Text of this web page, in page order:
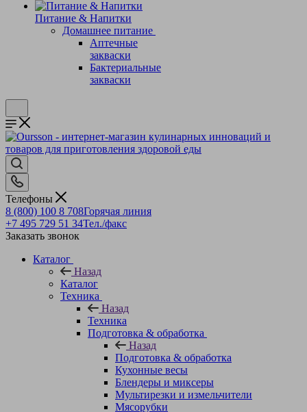
Питание & Напитки
Домашнее питание
Аптечные
закваски
Бактериальные
закваски
Телефоны
8 (800) 100 8 708Горячая линия
+7 495 729 51 34Тел./факс
Заказать звонок
Каталог
Назад
Каталог
Техника
Назад
Техника
Подготовка & обработка
Назад
Подготовка & обработка
Кухонные весы
Блендеры и миксеры
Мультирезки и измельчители
Мясорубки